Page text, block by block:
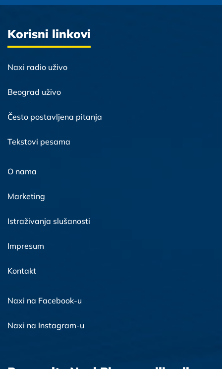
Korisni linkovi
Naxi radio uživo
Beograd uživo
Često postavljena pitanja
Tekstovi pesama
O nama
Marketing
Istraživanja slušanosti
Impresum
Kontakt
Naxi na Facebook-u
Naxi na Instagram-u